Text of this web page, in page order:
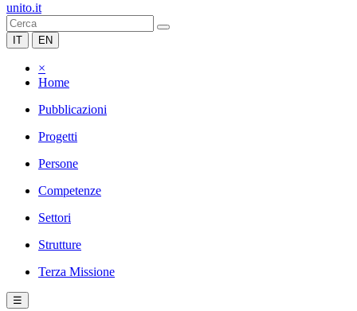
unito.it
IT EN
×
Home
Pubblicazioni
Progetti
Persone
Competenze
Settori
Strutture
Terza Missione
☰